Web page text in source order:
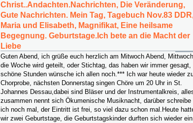
Christ..Andachten.Nachrichten, Die Veränderung,
Gute Nachrichten. Mein Tag, Tagebuch Nov.83
Maria und Elisabeth, Magnifikat, Eine heilsame
Begegnung. Geburtstage.Ich bete an die Macht der
Liebe
Guten Abend, ich grüße euch herzlich am Mitwoch Abend,
die Woche wird geteilt, oder Stichtag, das haben wir immer gesagt,
schöne Stunden wünsche ich allen noch.*** Ich war heute wieder
Chorprobe, nächsten Donnerstag singen Chöre um 20 Uhr in St.
Johannes Dessau,dabei sind Bläser und der Instrumentalkreis,
zusammen nennt sich Ökumenische Musiknacht, darüber schreibe
ich noch mal, der Eintritt ist frei, so viel dazu schon mal.Heute
wir zwei Geburtstage, die Geburtstagskinder durften sich wieder ein